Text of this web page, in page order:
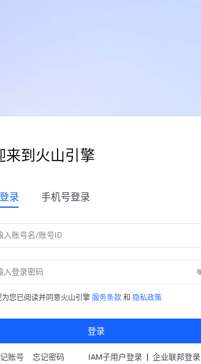
来到火山引擎
录 手机号登录
为您已阅读并同意火山引擎 服务条款 和 隐私政策
登录
账号 忘记密码 IAM子用户登录 | 企业联邦登录